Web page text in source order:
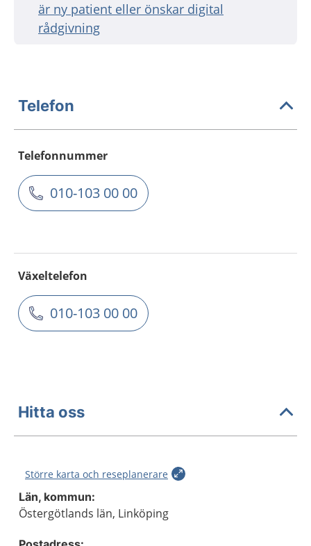
är ny patient eller önskar digital
rådgivning
Telefon
Telefonnummer
010-103 00 00
Växeltelefon
010-103 00 00
Hitta oss
Större karta och reseplanerare
Län, kommun:
Östergötlands län, Linköping